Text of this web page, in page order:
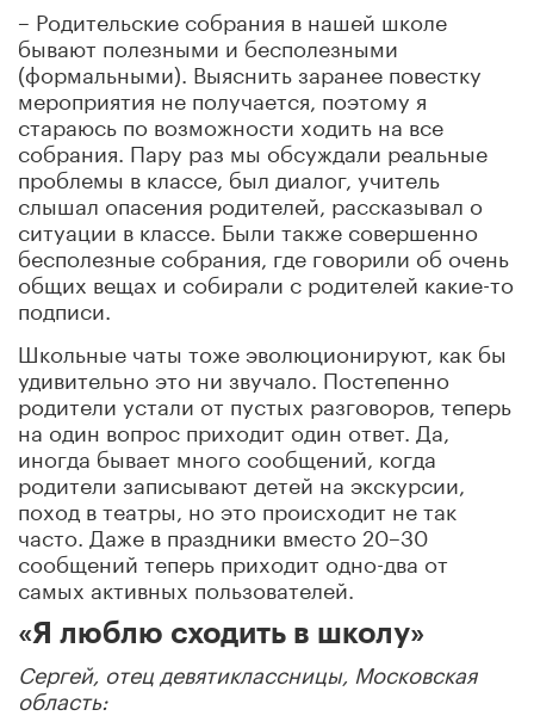
– Родительские собрания в нашей школе
бывают полезными и бесполезными
(формальными). Выяснить заранее повестку
мероприятия не получается, поэтому я
стараюсь по возможности ходить на все
собрания. Пару раз мы обсуждали реальные
проблемы в классе, был диалог, учитель
слышал опасения родителей, рассказывал о
ситуации в классе. Были также совершенно
бесполезные собрания, где говорили об очень
общих вещах и собирали с родителей какие-то
подписи.
Школьные чаты тоже эволюционируют, как бы
удивительно это ни звучало. Постепенно
родители устали от пустых разговоров, теперь
на один вопрос приходит один ответ. Да,
иногда бывает много сообщений, когда
родители записывают детей на экскурсии,
поход в театры, но это происходит не так
часто. Даже в праздники вместо 20–30
сообщений теперь приходит одно-два от
самых активных пользователей.
«Я люблю сходить в школу»
Сергей, отец девятиклассницы, Московская
область: